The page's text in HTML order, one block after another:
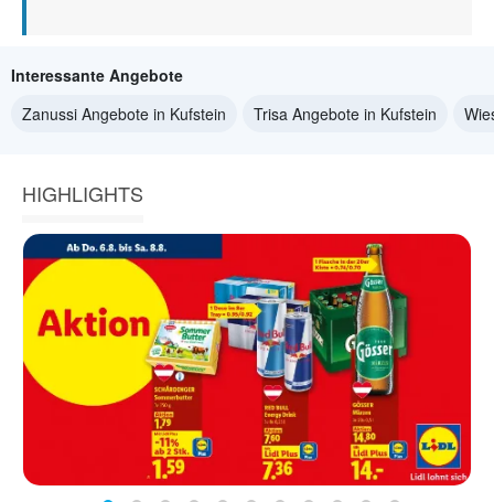
Interessante Angebote
Zanussi Angebote in Kufstein
Trisa Angebote in Kufstein
HIGHLIGHTS